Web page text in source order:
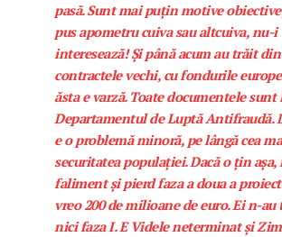
pasă. Sunt mai puțin motive
pus apometru cuiva sau altcuiva, nu-i
interesează! Și până acum au trăit
contractele vechi, cu fondurile
ăsta e varză. Toate documentele sunt
Departamentul de Luptă Antifraudă.
e o problemă minoră, pe lângă cea
securitatea populației. Dacă o țin
faliment și pierd faza a doua a
vreo 200 de milioane de euro. Ei n-
nici faza I. E Videle neterminat și